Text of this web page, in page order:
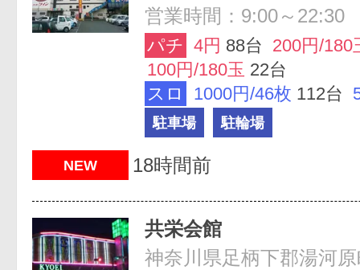
営業時間：9:00～22:30
パチ 4円 88台 200円/180
100円/180玉 22台
スロ
1000円/46枚 112台
駐車場 駐輪場
NEW 18時間前
共栄会館
神奈川県足柄下郡湯河